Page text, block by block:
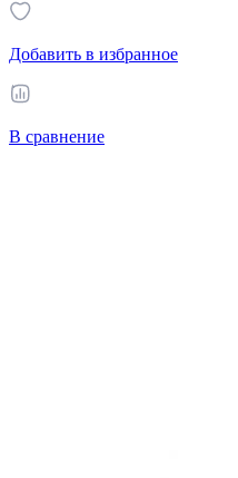
Добавить в избранное
В сравнение